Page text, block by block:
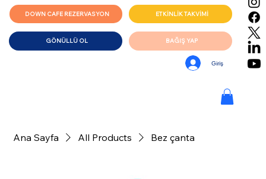
DOWN CAFE REZERVASYON ETKİNLİK TAKVİMİ
GÖNÜLLÜ OL
Giriş
BAĞIŞ YAP
Ana Sayfa All Products Bez çanta